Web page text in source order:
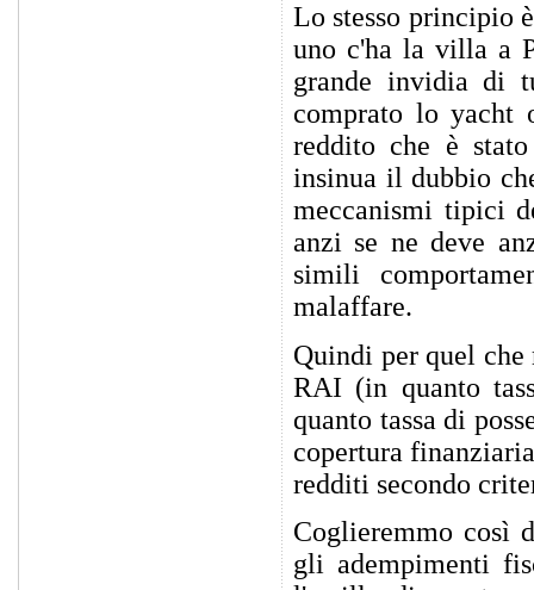
Lo stesso principio
uno c'ha la villa a
grande invidia di
comprato lo yacht
reddito che è
insinua il dubbio
meccanismi tipici
anzi se ne deve
simili
malaffare.
Quindi per quel
RAI (in quanto
quanto tassa di
copertura
redditi secondo
Coglieremmo così
gli adempimenti